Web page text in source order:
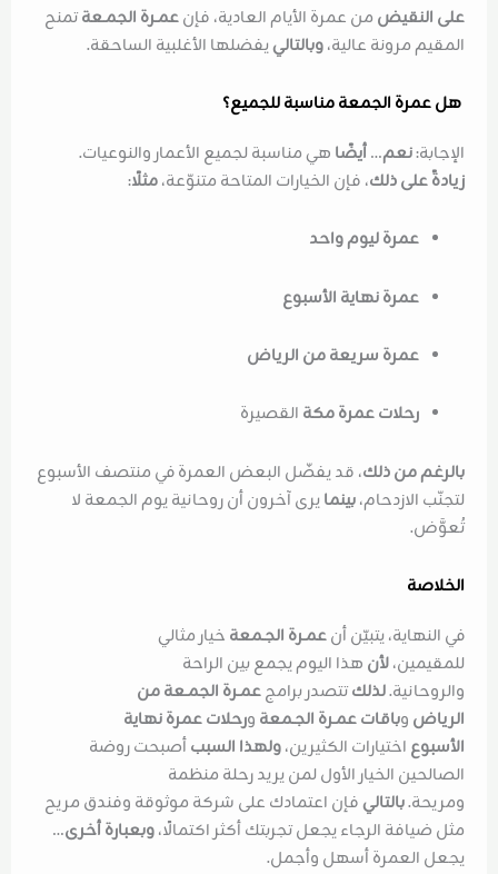
على النقيض من عمرة الأيام العادية، فإنعمـرة الجمـعةتمنح
المقيم مرونة عالية،وبالتالييفضلها الأغلبية الساحقة.
هل عمرة الجمعة مناسبة للجميع؟
الإجابة:نعم…أيضًا هي مناسبة لجميع الأعمار والنوعيات.
زيادةً على ذلك، فإن الخيارات المتاحة متنوّعة،مثلًا:
عمرة ليوم واحد
عمرة نهاية الأسبوع
عمرة سريعة من الرياض
رحلات عمرة مكة القصيرة
بالرغم من ذلك، قد يفضّل البعض العمرة في منتصف الأسبوع
لتجنّب الازدحام،بينمايرى آخرون أن روحانية يوم الجمعة لا
تُعوَّض.
الخلاصة
في النهاية، يتبيّن أنعمـرة الجـمعة خيار مثالي
للمقيمين،لأن هذا اليوم يجمع بين الراحة
والروحانية.لذلكتتصدر برامجعمـرة الجمـعة من
الرياض وباقات عمـرة الجـمعة ورحلات عمرة نهاية
الأسبوع اختيارات الكثيرين،ولهذا السببأصبحت روضة
الصالحين الخيار الأول لمن يريد رحلة منظمة
ومريحة.بالتاليفإن اعتمادك على شركة موثوقة وفندق مريح
مثل ضيافة الرجاء يجعل تجربتك أكثر اكتمالًا،وبعبارة أخرى…
يجعل العمرة أسهل وأجمل.